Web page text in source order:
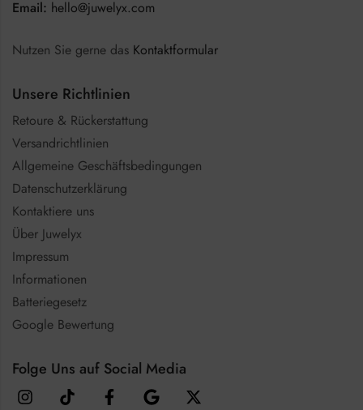
Email: hello@juwelyx.com
Nutzen Sie gerne das Kontaktformular
Unsere Richtlinien
Retoure & Rückerstattung
Versandrichtlinien
Allgemeine Geschäftsbedingungen
Datenschutzerklärung
Kontaktiere uns
Über Juwelyx
Impressum
Informationen
Batteriegesetz
Google Bewertung
Folge Uns auf Social Media